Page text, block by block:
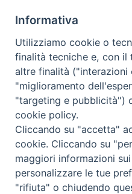
Centralino
0541
47864
Informativa
Utilizziamo cookie o
finalità tecniche e, con il
altre finalità ("interazioni
"miglioramento
"targeting e pubblicità")
cookie policy.
Cliccando su "accetta"
cookie. Cliccando su
maggiori informazioni
personalizzare le tue
"rifiuta" o chiudendo